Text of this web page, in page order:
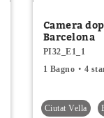
Camera
Barcelona
PI32_E1_1
1 Bagno
4
Ciutat Vella